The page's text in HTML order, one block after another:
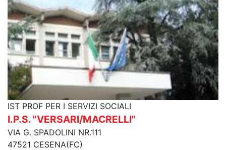
IST PROF PER I SERVIZI SOCIALI
I.P.S. "VERSARI/MACRELLI"
VIA G. SPADOLINI NR.111
47521 CESENA(FC)